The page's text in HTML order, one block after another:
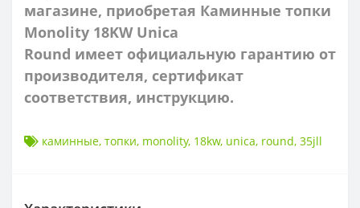
магазине, приобретая Каминные топки
Monolity 18KW Unica
Round имеет официальную гарантию от
производителя, сертификат
соответствия, инструкцию.
каминные, топки, monolity, 18kw, unica, round, 35jll